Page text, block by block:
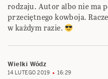
rodzaju. Autor albo nie ma
przeciętnego kowboja.
w każdym razie.
Wielki Wódz
14 LUTEGO 2019 16:29